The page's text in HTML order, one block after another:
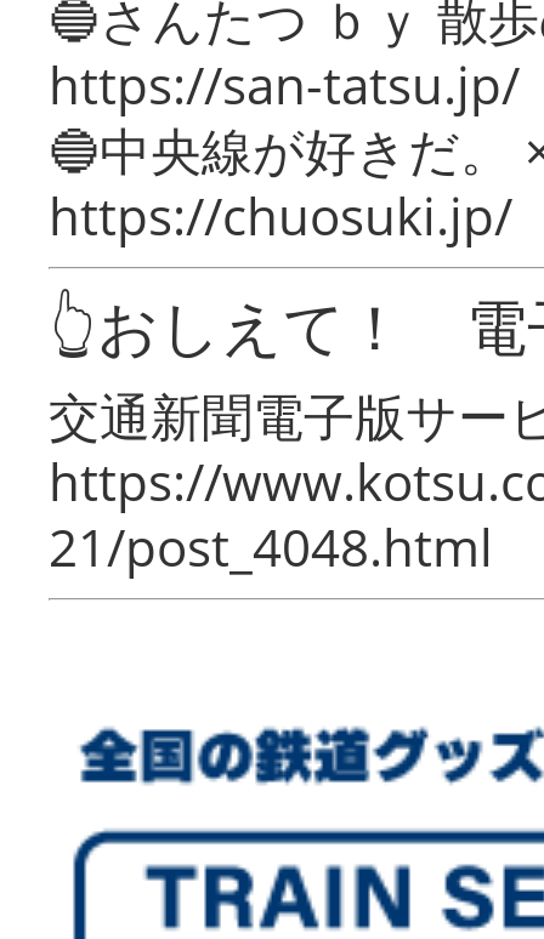
🔵さんたつ ｂｙ 散
https://san-tatsu.jp/
🔵中央線が好きだ。
https://chuosuki.jp/
👆おしえて！ 電
交通新聞電子版サー
https://
21/post_4048.html